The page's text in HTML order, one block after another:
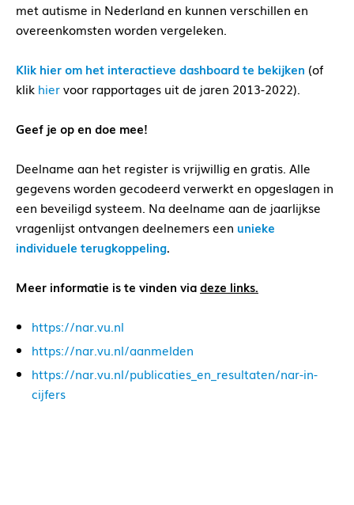
met autisme in Nederland en kunnen verschillen en
overeenkomsten worden vergeleken.
Klik hier om het interactieve dashboard te bekijken (of
klik hiervoor rapportages uit de jaren 2013-2022).
Geef je op en doe mee!
Deelname aan het register is vrijwillig en gratis. Alle
gegevens worden gecodeerd verwerkt en opgeslagen in
een beveiligd systeem. Na deelname aan de jaarlijkse
vragenlijst ontvangen deelnemers een unieke
individuele terugkoppeling.
Meer informatie is te vinden viadeze links.
https://nar.vu.nl
https://nar.vu.nl/aanmelden
https://nar.vu.nl/publicaties_en_resultaten/nar-in-
cijfers